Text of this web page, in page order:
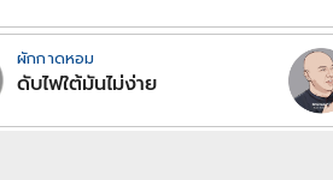
ผักกาดหอม
ดับไฟใต้มันไม่ง่าย